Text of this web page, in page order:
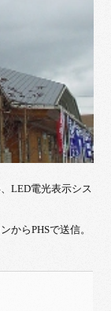
LED電光表示シス
からPHSで送信。